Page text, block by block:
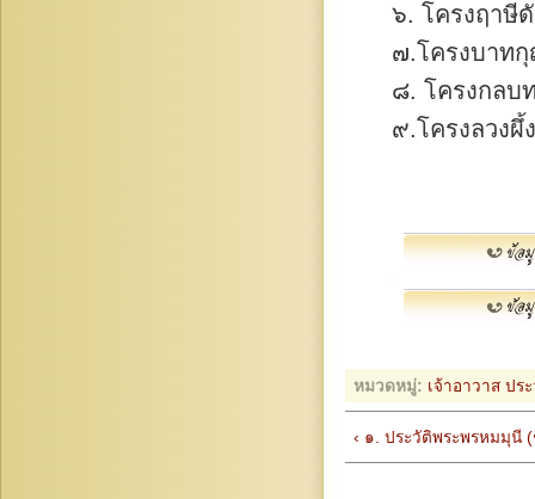
๖. โครงฤาษี
๗.โครงบาท
๘. โครงกลบ
๙.โครงลวงผึ้ง
หมวดหมู่: เจ้าอาวาส ปร
‹ ๑. ประวัติพระพรหมมุนี